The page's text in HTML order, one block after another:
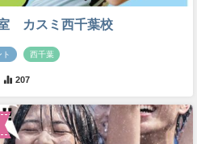
カスミ西千葉校
ト 西千葉
207